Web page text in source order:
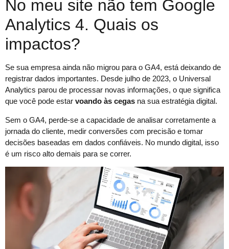
No meu site não tem Google
Analytics 4. Quais os
impactos?
Se sua empresa ainda não migrou para o GA4, está deixando de
registrar dados importantes. Desde julho de 2023, o Universal
Analytics parou de processar novas informações, o que significa
que você pode estar voando às cegas na sua estratégia digital.
Sem o GA4, perde-se a capacidade de analisar corretamente a
jornada do cliente, medir conversões com precisão e tomar
decisões baseadas em dados confiáveis. No mundo digital, isso
é um risco alto demais para se correr.